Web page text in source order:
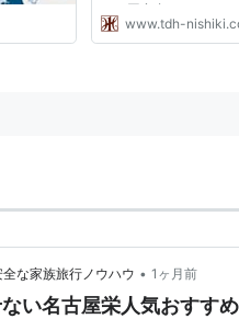
する同意書」につきま
成年の対象を17歳以下
www.tdh-
な家族旅行ノウハウ • 1ヶ月前
い名古屋栄人気おすす